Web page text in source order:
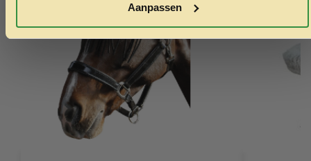
Aanpassen